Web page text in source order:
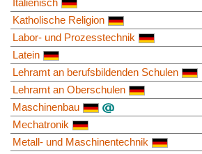
Italienisch
Katholische Religion
Labor- und Prozesstechnik
Latein
Lehramt an berufsbildenden Schulen
Lehramt an Oberschulen
Maschinenbau
Mechatronik
Metall- und Maschinentechnik